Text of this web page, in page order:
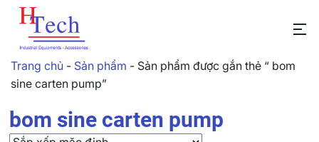
Trang chủ - Sản phẩm - Sản phẩm được gắn thẻ “ bom
sine carten pump”
bom sine carten pump